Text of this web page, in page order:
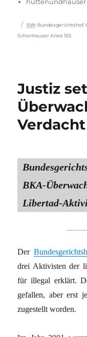
Schlagwörter
SW: Bundesgerichtshof,
Schönhauser Allee 103
Justiz
BKA-
Libertad-
Der
drei Aktivisten der
für illegal erklärt.
gefallen, aber erst
zugestellt worden.